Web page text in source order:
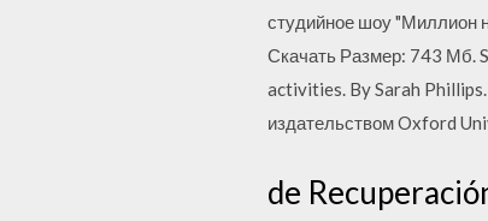
студийное шоу "Миллион
Скачать Размер: 743 Мб.
activities. By Sarah
издательством Oxford
de